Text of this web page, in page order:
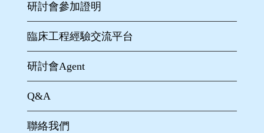
研討會參加證明
臨床工程經驗交流平台
研討會Agent
Q&A
聯絡我們